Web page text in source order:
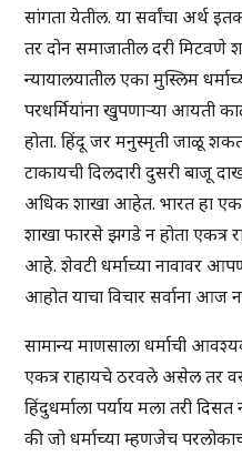
सांगता येतील. या सर्वांचा अर्थ
तर दोन समाजातील दरी मिटवणे
न्यायालयातील एका मुस्लिम
परधर्मियांना खुपणाऱ्या आयती
होता. हिंदू जर मनुस्मृती जाळू
टाकायची दिलदारी दुसरी बाजू
अधिक शाखा आहेत. भारत हा
शाखा फारसे झगडे न होता एकत्र
आहे. शेवटी धर्माच्या नावावर
आहोत याचा विचार सर्वाना आज
सामान्य माणसाला धर्माची
एकत्र राहायचे ठरवले असेल तर वर
हिंदुधर्माला पर्याय मला तरी
की जो धर्माच्या म्हणजेच